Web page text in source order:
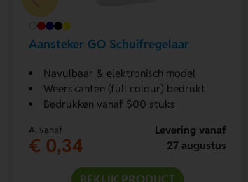
Aansteker GO Schuifregelaar
Navulbaar & elektronisch model
Weerskanten (full colour) bedrukt
Bedrukken vanaf 500 stuks
Al vanaf
€ 0,34
Levering vanaf
27 augustus